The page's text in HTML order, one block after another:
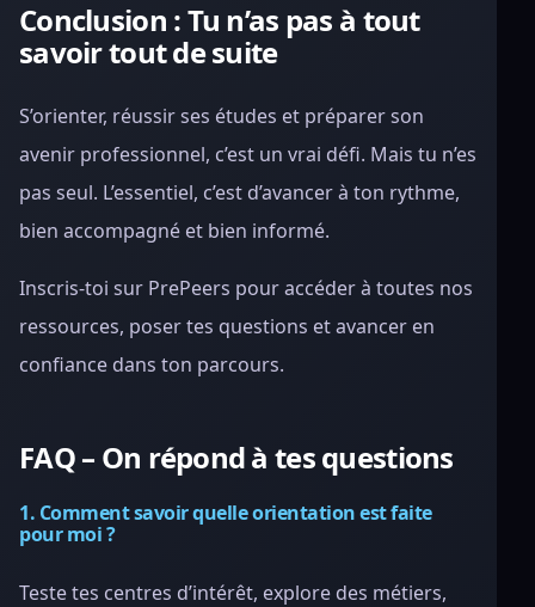
Conclusion : Tu n’as pas à tout
savoir tout de suite
S’orienter, réussir ses études et préparer son
avenir professionnel, c’est un vrai défi. Mais tu n’es
pas seul. L’essentiel, c’est d’avancer à ton rythme,
bien accompagné et bien informé.
Inscris-toi sur PrePeers pour accéder à toutes nos
ressources, poser tes questions et avancer en
confiance dans ton parcours.
FAQ – On répond à tes questions
1. Comment savoir quelle orientation est faite
pour moi ?
Teste tes centres d’intérêt, explore des métiers,